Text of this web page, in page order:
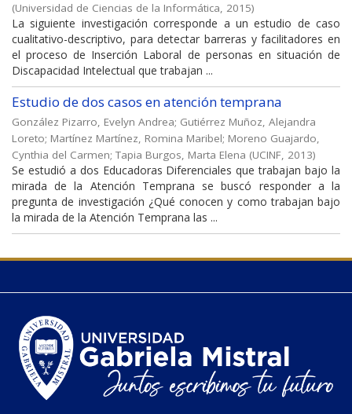
(Universidad de Ciencias de la Informática, 2015)
La siguiente investigación corresponde a un estudio de caso
cualitativo-descriptivo, para detectar barreras y facilitadores en
el proceso de Inserción Laboral de personas en situación de
Discapacidad Intelectual que trabajan ...
Estudio de dos casos en atención temprana
González Pizarro, Evelyn Andrea; Gutiérrez Muñoz, Alejandra
Loreto; Martínez Martínez, Romina Maribel; Moreno Guajardo,
Cynthia del Carmen; Tapia Burgos, Marta Elena (UCINF, 2013)
Se estudió a dos Educadoras Diferenciales que trabajan bajo la
mirada de la Atención Temprana se buscó responder a la
pregunta de investigación ¿Qué conocen y como trabajan bajo
la mirada de la Atención Temprana las ...